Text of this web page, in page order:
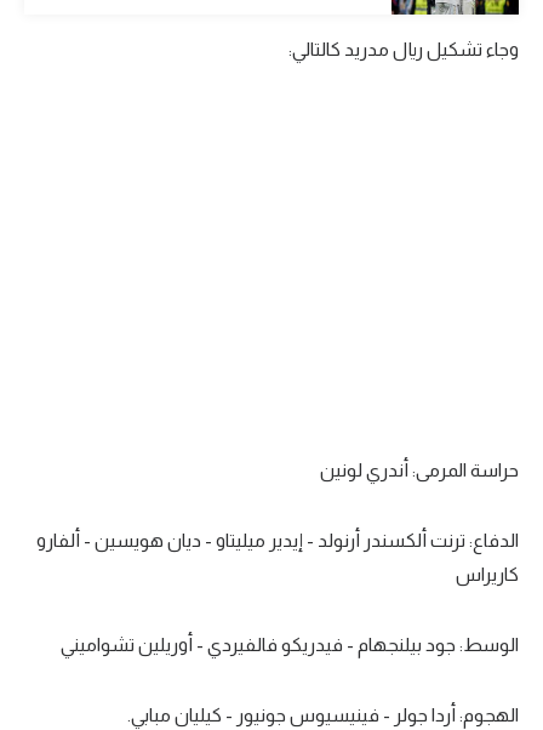
وجاء تشكيل ريال مدريد كالتالي:
حراسة المرمى: أندري لونين
الدفاع: ترنت ألكسندر أرنولد - إيدير ميليتاو - ديان هويسين - ألفارو
كاريراس
الوسط: جود بيلنجهام - فيدريكو فالفيردي - أوريلين تشواميني
الهجوم: أردا جولر - فينيسيوس جونيور - كيليان مبابي.